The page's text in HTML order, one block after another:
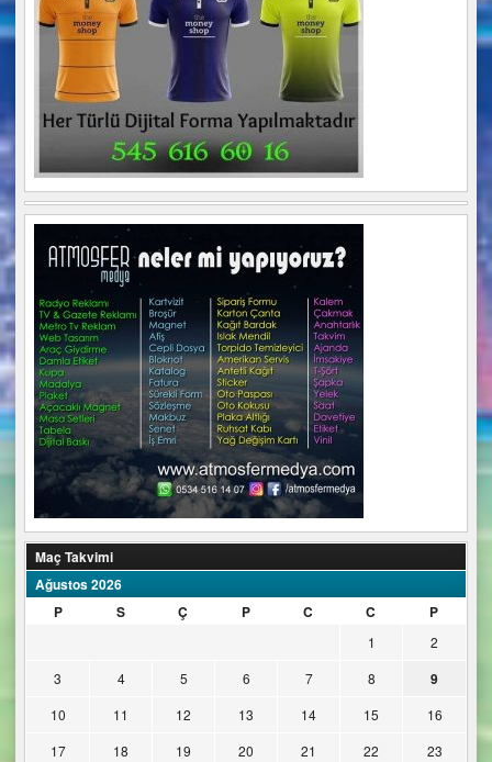
Maç Takvimi
Ağustos 2026
P
S Ç P C C P
1
2
3
4 5 6 7 8 9
10 11 12 13 14 15
16
17
18 19 20 21 22
23